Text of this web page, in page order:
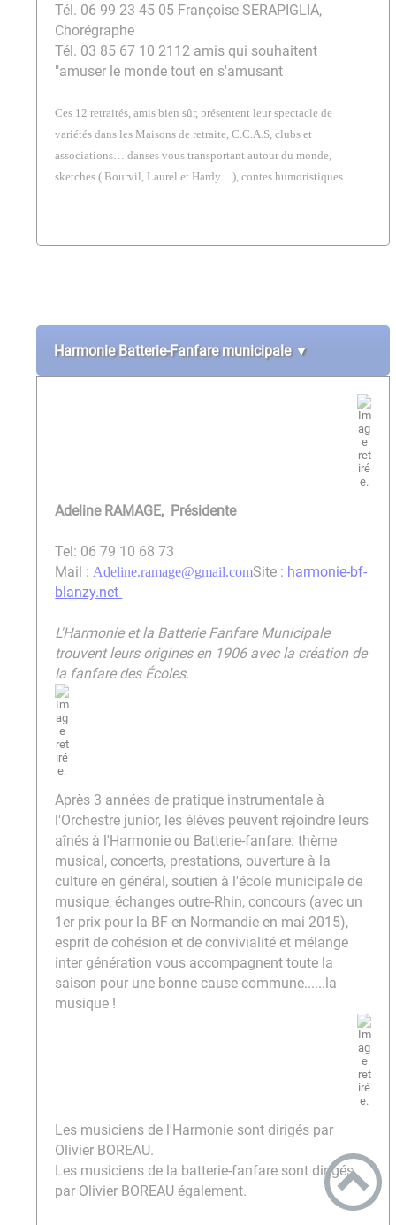
Tél. 06 99 23 45 05 Françoise SERAPIGLIA,
Chorégraphe
Tél. 03 85 67 10 21 12 amis qui souhaitent
"amuser le monde tout en s'amusant
Ces 12 retraités, amis bien sûr, présentent leur spectacle de
variétés dans les Maisons de retraite, C.C.A.S, clubs et
associations… danses vous transportant autour du monde,
sketches ( Bourvil, Laurel et Hardy…), contes humoristiques.
Harmonie Batterie-Fanfare municipale ▼
Adeline RAMAGE, Présidente
Tel: 06 79 10 68 73
Mail :Adeline.ramage@gmail.comSite : harmonie-bf-
blanzy.net
L'Harmonie et la Batterie Fanfare Municipale
trouvent leurs origines en 1906 avec la création de
la fanfare des Écoles.
Après 3 années de pratique instrumentale à
l'Orchestre junior, les élèves peuvent rejoindre leurs
aînés à l'Harmonie ou Batterie-fanfare: thème
musical, concerts, prestations, ouverture à la
culture en général, soutien à l'école municipale de
musique, échanges outre-Rhin, concours (avec un
1er prix pour la BF en Normandie en mai 2015),
esprit de cohésion et de convivialité et mélange
inter génération vous accompagnent toute la
saison pour une bonne cause commune......la
musique !
Les musiciens de l'Harmonie sont dirigés par
Olivier BOREAU.
Les musiciens de la batterie-fanfare sont dirigés
par Olivier BOREAU également.